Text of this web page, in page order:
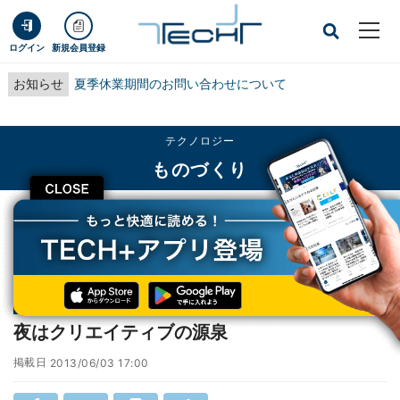
ログイン 新規会員登録
お知らせ 夏季休業期間のお問い合わせについて
CLOSE
テクノロジー
ものづくり
TECH+ テクノロジー ものづくり 夜はクリエイティブの源泉
連載
創作のための心のTips「夜中のサバイバル」
夜はクリエイティブの源泉
掲載日 2013/06/03 17:00